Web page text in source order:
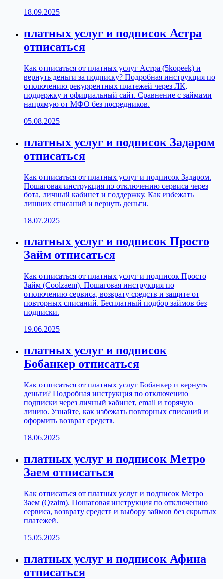
18.09.2025
платных услуг и подписок Астра
отписаться
Как отписаться от платных услуг Астра (5kopeek) и
вернуть деньги за подписку? Подробная инструкция по
отключению рекуррентных платежей через ЛК,
поддержку и официальный сайт. Сравнение с займами
напрямую от МФО без посредников.
05.08.2025
платных услуг и подписок Задаром
отписаться
Как отписаться от платных услуг и подписок Задаром.
Пошаговая инструкция по отключению сервиса через
бота, личный кабинет и поддержку. Как избежать
лишних списаний и вернуть деньги.
18.07.2025
платных услуг и подписок Просто
Займ отписаться
Как отписаться от платных услуг и подписок Просто
Займ (Coolzaem). Пошаговая инструкция по
отключению сервиса, возврату средств и защите от
повторных списаний. Бесплатный подбор займов без
подписки.
19.06.2025
платных услуг и подписок
Бобанкер отписаться
Как отписаться от платных услуг Бобанкер и вернуть
деньги? Подробная инструкция по отключению
подписки через личный кабинет, email и горячую
линию. Узнайте, как избежать повторных списаний и
оформить возврат средств.
18.06.2025
платных услуг и подписок Метро
Заем отписаться
Как отписаться от платных услуг и подписок Метро
Заем (Qzaim). Пошаговая инструкция по отключению
сервиса, возврату средств и выбору займов без скрытых
платежей.
15.05.2025
платных услуг и подписок Афина
отписаться